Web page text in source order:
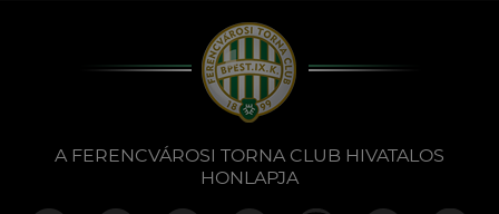
A FERENCVÁROSI TORNA CLUB HIVATALOS
HONLAPJA